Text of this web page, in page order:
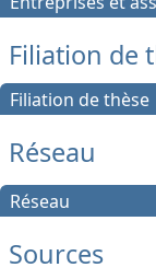
Filiation de
Filiation de thèse
Réseau
Réseau
Sources